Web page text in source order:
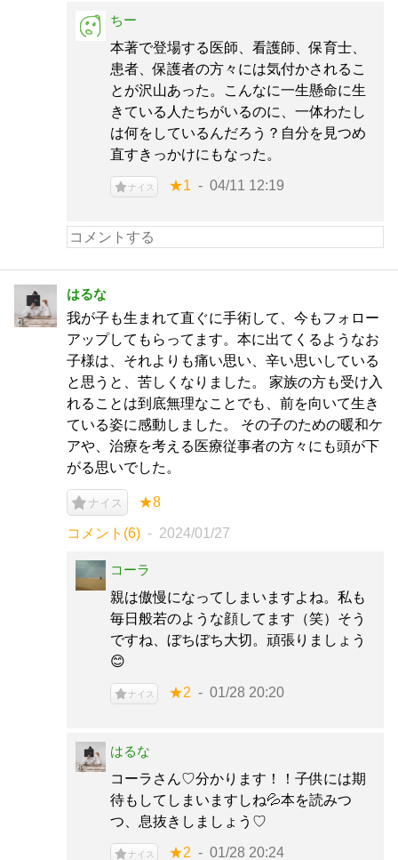
ちー
本著で登場する医師、看護師、保育士、
患者、保護者の方々には気付かされるこ
とが沢山あった。こんなに一生懸命に生
きている人たちがいるのに、一体わたし
は何をしているんだろう？自分を見つめ
直すきっかけにもなった。
ナイス ★1 04/11 12:19
はるな
我が子も生まれて直ぐに手術して、今もフォロー
アップしてもらってます。本に出てくるようなお
子様は、それよりも痛い思い、辛い思いしている
と思うと、苦しくなりました。 家族の方も受け入
れることは到底無理なことでも、前を向いて生き
ている姿に感動しました。 その子のための暖和ケ
アや、治療を考える医療従事者の方々にも頭が下
がる思いでした。
ナイス ★8
コメント(6) 2024/01/27
コーラ
親は傲慢になってしまいますよね。私も
毎日般若のような顔してます（笑）そう
ですね、ぼちぼち大切。頑張りましょう
😊
ナイス ★2 01/28 20:20
はるな
コーラさん♡分かります！！子供には期
待もしてしまいますしね💦本を読みつ
つ、息抜きしましょう♡
ナイス ★2 01/28 20:24